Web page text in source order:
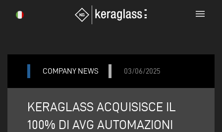
menu
COMPANY NEWS 03/06/2025
KERAGLASS ACQUISISCE IL
100% DI AVG AUTOMAZIONI